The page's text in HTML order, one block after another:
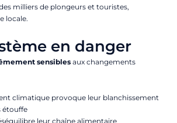
milliers de plongeurs et touristes,
locale.
en danger
sensibles aux changements
climatique provoque leur blanchissement
étouffe
leur chaîne alimentaire